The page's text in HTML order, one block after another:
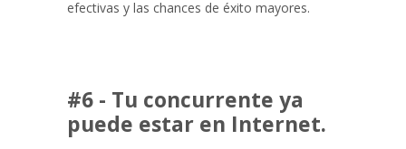
efectivas y las chances de éxito mayores.
#6 - Tu concurrente ya
puede estar en Internet.